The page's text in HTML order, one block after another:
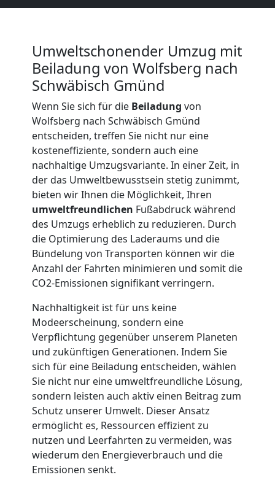
Umweltschonender Umzug mit
Beiladung von Wolfsberg nach
Schwäbisch Gmünd
Wenn Sie sich für die Beiladung von
Wolfsberg nach Schwäbisch Gmünd
entscheiden, treffen Sie nicht nur eine
kosteneffiziente, sondern auch eine
nachhaltige Umzugsvariante. In einer Zeit, in
der das Umweltbewusstsein stetig zunimmt,
bieten wir Ihnen die Möglichkeit, Ihren
umweltfreundlichen Fußabdruck während
des Umzugs erheblich zu reduzieren. Durch
die Optimierung des Laderaums und die
Bündelung von Transporten können wir die
Anzahl der Fahrten minimieren und somit die
CO2-Emissionen signifikant verringern.
Nachhaltigkeit ist für uns keine
Modeerscheinung, sondern eine
Verpflichtung gegenüber unserem Planeten
und zukünftigen Generationen. Indem Sie
sich für eine Beiladung entscheiden, wählen
Sie nicht nur eine umweltfreundliche Lösung,
sondern leisten auch aktiv einen Beitrag zum
Schutz unserer Umwelt. Dieser Ansatz
ermöglicht es, Ressourcen effizient zu
nutzen und Leerfahrten zu vermeiden, was
wiederum den Energieverbrauch und die
Emissionen senkt.
+
LKW
Möbellift
Wolfsberg
Übersiedlung
Wolfsberg
Klaviertransport
Wolfsberg
Privatumzug
Wolfsberg
Tresortransport
Wolfsberg